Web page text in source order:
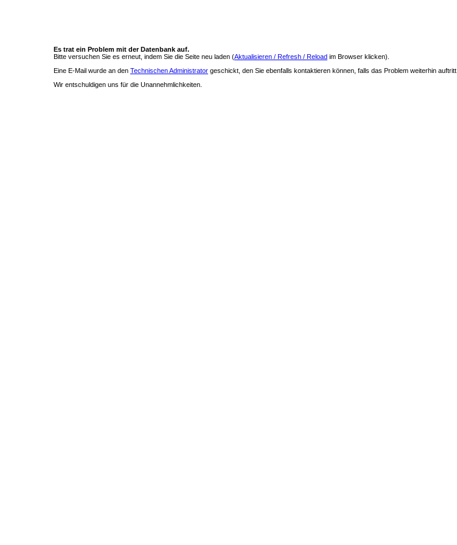
Es trat ein Problem mit der Datenbank auf.
Bitte versuchen Sie es erneut, indem Sie die Seite neu laden (Aktualisieren / Refresh / Reload im Browser klicken).
Eine E-Mail wurde an den Technischen Administrator geschickt, den Sie ebenfalls kontaktieren können, falls das Problem weiterhin auftritt.
Wir entschuldigen uns für die Unannehmlichkeiten.